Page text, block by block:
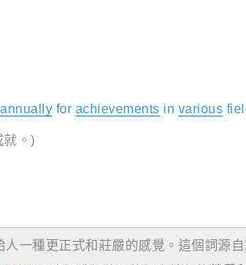
annually for achievements in various
就。)
人一種更正式和莊嚴的感覺。這個詞源